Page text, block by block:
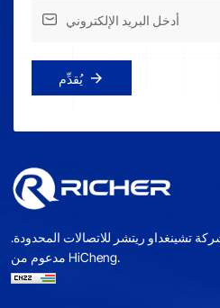
يُقدِّم
مدعوم من HiCheng.